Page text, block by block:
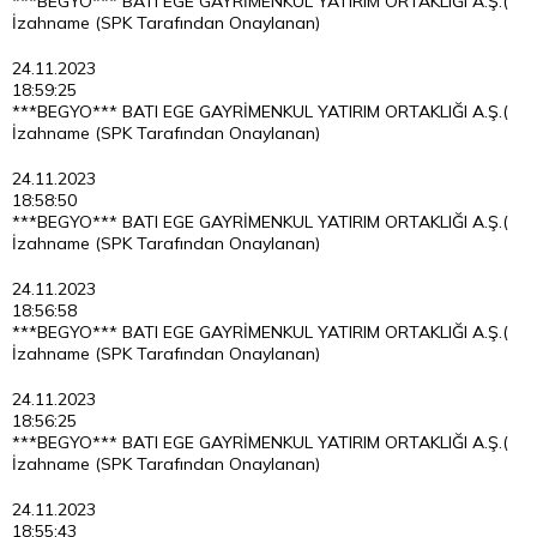
İzahname (SPK Tarafından Onaylanan)
24.11.2023
18:59:25
***BEGYO*** BATI EGE GAYRİMENKUL YATIRIM ORTAKLIĞI A.Ş.(
İzahname (SPK Tarafından Onaylanan)
24.11.2023
18:58:50
***BEGYO*** BATI EGE GAYRİMENKUL YATIRIM ORTAKLIĞI A.Ş.(
İzahname (SPK Tarafından Onaylanan)
24.11.2023
18:56:58
***BEGYO*** BATI EGE GAYRİMENKUL YATIRIM ORTAKLIĞI A.Ş.(
İzahname (SPK Tarafından Onaylanan)
24.11.2023
18:56:25
***BEGYO*** BATI EGE GAYRİMENKUL YATIRIM ORTAKLIĞI A.Ş.(
İzahname (SPK Tarafından Onaylanan)
24.11.2023
18:55:43